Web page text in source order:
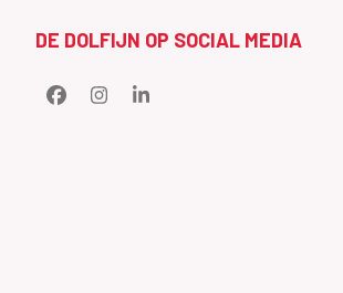
DE DOLFIJN OP SOCIAL MEDIA
FacebookInstagramLinkedIn